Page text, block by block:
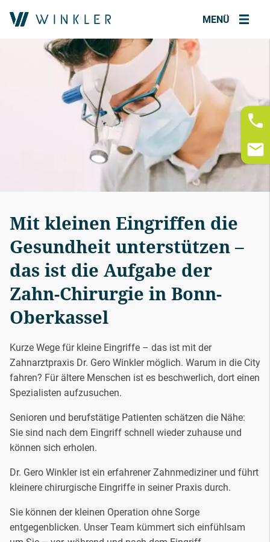
MENÜ
Mit kleinen Eingriffen die
Gesundheit unterstützen –
das ist die Aufgabe der
Zahn-Chirurgie in Bonn-
Oberkassel
Kurze Wege für kleine Eingriffe – das ist mit der
Zahnarztpraxis Dr. Gero Winkler möglich. Warum in die City
fahren? Für ältere Menschen ist es beschwerlich, dort einen
Spezialisten aufzusuchen.
Senioren und berufstätige Patienten schätzen die Nähe:
Sie sind nach dem Eingriff schnell wieder zuhause und
können sich erholen.
Dr. Gero Winkler ist ein erfahrener Zahnmediziner und führt
kleinere chirurgische Eingriffe in seiner Praxis durch.
Sie können der kleinen Operation ohne Sorge
entgegenblicken. Unser Team kümmert sich einfühlsam